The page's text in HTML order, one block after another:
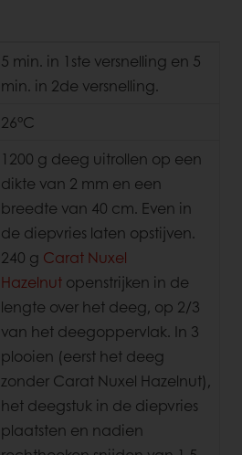
5 min. in 1ste versnelling en 5
min. in 2de versnelling.
26°C
1200 g deeg uitrollen op een
dikte van 2 mm en een
breedte van 40 cm. Even in
de diepvries laten opstijven.
240 g Carat Nuxel
Hazelnut openstrijken in de
lengte over het deeg, op 2/3
van het deegoppervlak. In 3
plooien (eerst het deeg
zonder Carat Nuxel Hazelnut),
het deegstuk in de diepvries
plaatsten en nadien